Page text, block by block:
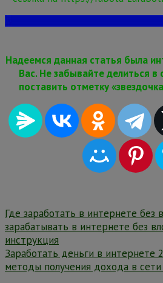
Надеемся данная статья была
Вас. Не забывайте делиться в
поставить отметку
Навигация
по
записям
Где заработать в интернете без
зарабатывать в интернете без
инструкция
Заработать деньги в интернете
методы получения дохода в